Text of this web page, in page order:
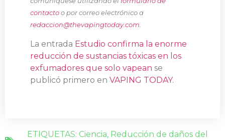
contactoo por correo electrónico a
redaccion@thevapingtoday.com.
La entrada Estudio confirma la enorme
reducción de sustancias tóxicas en los
exfumadores que solo vapean se
publicó primero en VAPING TODAY.
ETIQUETAS: Ciencia, Reducción de daños del